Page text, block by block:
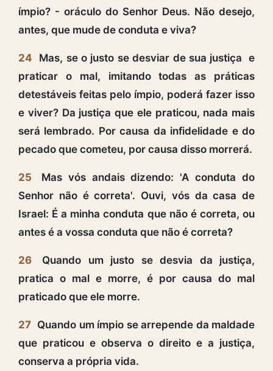
ímpio? - oráculo do Senhor Deus. Não desejo,
antes, que mude de conduta e viva?
24
Mas, se o justo se desviar de sua justiça e
praticar o mal, imitando todas as práticas
detestáveis feitas pelo ímpio, poderá fazer isso
e viver? Da justiça que ele praticou, nada mais
será lembrado. Por causa da infidelidade e do
pecado que cometeu, por causa disso morrerá.
25
Mas vós andais dizendo: 'A conduta do
Senhor não é correta'. Ouvi, vós da casa de
Israel: É a minha conduta que não é correta, ou
antes é a vossa conduta que não é correta?
26
Quando um justo se desvia da justiça,
pratica o mal e morre, é por causa do mal
praticado que ele morre.
27 Quando um ímpio se arrepende da maldade
que praticou e observa o direito e a justiça,
conserva a própria vida.